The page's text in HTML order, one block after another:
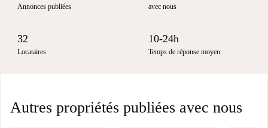
Annonces publiées avec nous
32
Locataires
10-24h
Temps de réponse moyen
Autres propriétés publiées avec nous